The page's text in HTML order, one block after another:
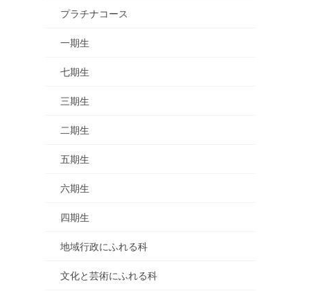
プラチナコース
一期生
七期生
三期生
二期生
五期生
六期生
四期生
地域行政にふれる科
文化と芸術にふれる科